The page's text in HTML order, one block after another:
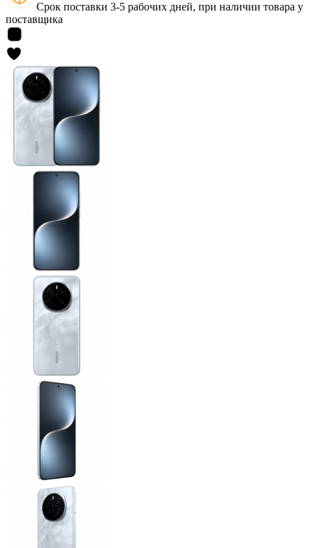
Срок поставки 3-5 рабочих дней, при наличии товара у
поставщика